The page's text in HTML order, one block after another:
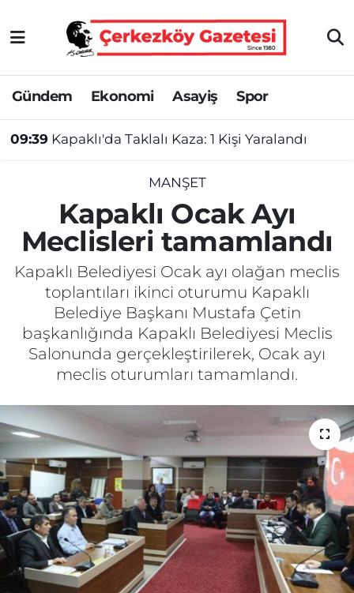
Gündem Ekonomi Asayiş Spor
09:39 Kapaklı'da Taklalı Kaza: 1 Kişi Yaralandı
MANŞET
Kapaklı Ocak Ayı
Meclisleri tamamlandı
Kapaklı Belediyesi Ocak ayı olağan meclis
toplantıları ikinci oturumu Kapaklı
Belediye Başkanı Mustafa Çetin
başkanlığında Kapaklı Belediyesi Meclis
Salonunda gerçekleştirilerek, Ocak ayı
meclis oturumları tamamlandı.
Asayiş
Ekonomi
Gündem
Kültür&Sanat
Manşet
SAĞLIK
Spor
Gizlilik Sözleşmesi
İletişim
Künye
Topluluk Kuralları
Yayın İlkeleri
Tekirdağ Nöbetçi Eczaneler
Tekirdağ Hava Durumu
Tekirdağ Namaz Vakitleri
Tekirdağ Trafik Yoğunluk Haritası
Süper Lig Puan Durumu ve Fikstür
Tüm Manşetler
Son Dakika Haberleri
Haber Arşivi